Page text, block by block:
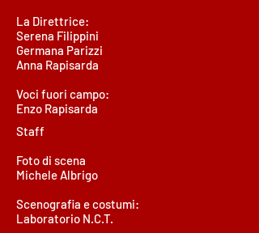
La Direttrice:
Serena Filippini
Germana Parizzi
​Anna Rapisarda
Voci fuori campo:
Enzo Rapisarda
Staff
Foto di scena
Michele Albrigo
Scenografia e costumi:
Laboratorio N.C.T.